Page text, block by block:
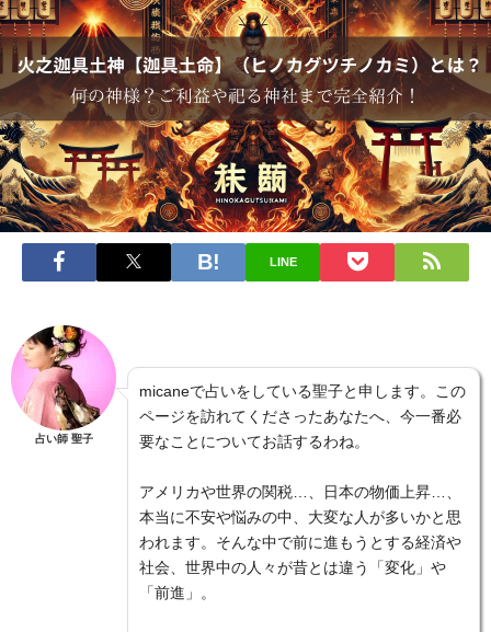
LINE
占い師 聖子
micaneで占いをしている聖子と申します。この
ページを訪れてくださったあなたへ、今一番必
要なことについてお話するわね。
アメリカや世界の関税…、日本の物価上昇…、
本当に不安や悩みの中、大変な人が多いかと思
われます。そんな中で前に進もうとする経済や
社会、世界中の人々が昔とは違う「変化」や
「前進」。